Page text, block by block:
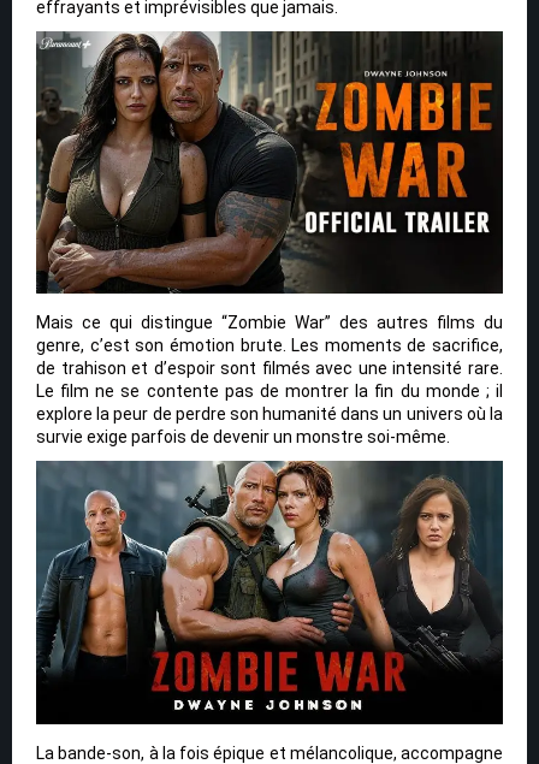
effrayants et imprévisibles que jamais.
Mais ce qui distingue “Zombie War” des autres films du
genre, c’est son émotion brute. Les moments de sacrifice,
de trahison et d’espoir sont filmés avec une intensité rare.
Le film ne se contente pas de montrer la fin du monde ; il
explore la peur de perdre son humanité dans un univers où la
survie exige parfois de devenir un monstre soi-même.
La bande-son, à la fois épique et mélancolique, accompagne